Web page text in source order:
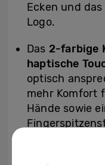
Ecken und
Logo.
Das 2-farbige
haptische
optisch
mehr Komfort
Hände sowie